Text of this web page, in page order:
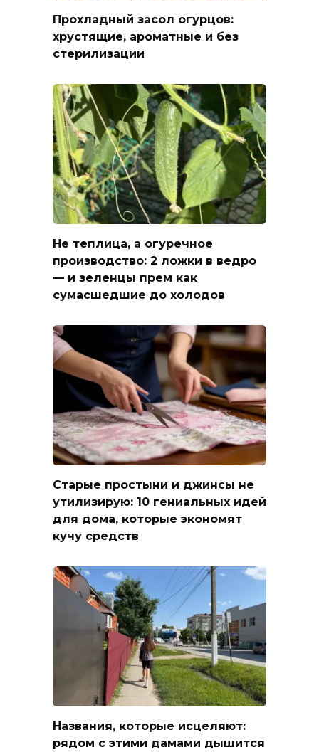
Прохладный засол огурцов:
хрустящие, ароматные и без
стерилизации
Не теплица, а огуречное
производство: 2 ложки в ведро
— и зеленцы прем как
сумасшедшие до холодов
Старые простыни и джинсы не
утилизирую: 10 гениальных идей
для дома, которые экономят
кучу средств
Названия, которые исцеляют:
рядом с этими дамами дышится